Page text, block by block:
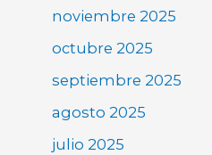
noviembre 2025
octubre 2025
septiembre 2025
agosto 2025
julio 2025